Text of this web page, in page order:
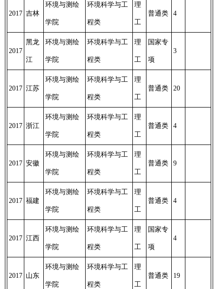
2017 吉林
环境与测绘
学院
环境科学与工
程类
理
工
普通类 4
2017
黑龙
江
环境与测绘
学院
环境科学与工
程类
理
工
国家专
项
3
2017 江苏
环境与测绘
学院
环境科学与工
程类
理
工
普通类 20
2017 浙江
环境与测绘
学院
环境科学与工
程类
理
工
普通类 4
2017 安徽
环境与测绘
学院
环境科学与工
程类
理
工
普通类 9
2017 福建
环境与测绘
学院
环境科学与工
程类
理
工
普通类 4
2017 江西
环境与测绘
学院
环境科学与工
程类
理
工
国家专
项
4
2017 山东
环境与测绘
学院
环境科学与工
程类
理
工
普通类 19